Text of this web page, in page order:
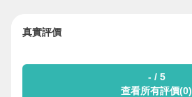
真實評價
- / 5
查看所有評價(0)